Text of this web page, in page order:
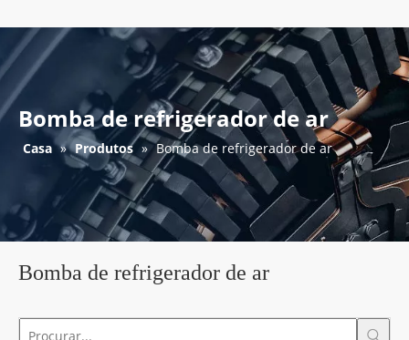
Bomba de refrigerador de ar
Casa » Produtos » Bomba de refrigerador de ar
Bomba de refrigerador de ar